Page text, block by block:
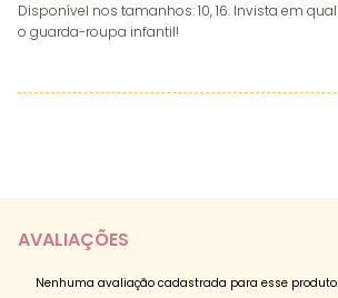
Disponível nos tamanhos: 10, 16. Invista em
o guarda-roupa infantil!
AVALIAÇÕES
Nenhuma avaliação cadastrada para esse produto.